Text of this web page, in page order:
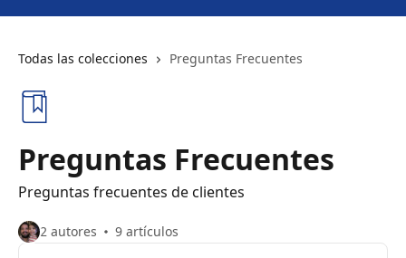
Todas las colecciones Preguntas Frecuentes
Preguntas Frecuentes
Preguntas frecuentes de clientes
2 autores 9 artículos